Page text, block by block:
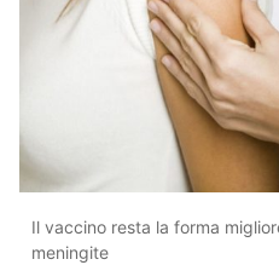
Il vaccino resta la forma
meningite